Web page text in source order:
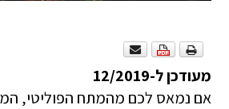
מעודכן ל-12/2019
אם נמאס לכם מהמתח הפוליטי,